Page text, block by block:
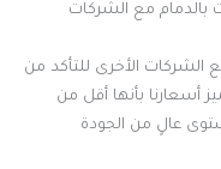
مع الشركات
الشركات الأخرى للتأكد من
أسعارنا بأنها أقل من
عالٍ من الجودة